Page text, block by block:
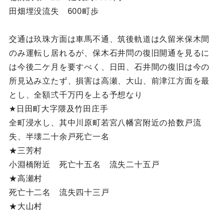
田畑埋没流失 600町歩
交通は玖珠方面は車馬不通、筑後軌道は久留米保木間
のみ運転し居れるが、保木石井問の復旧開通を見るに
は今後二ケ月を要すべく、日田、石井間の復旧は今の
所見込み立たず、損害は高瀬、大山、前津江方面を最
とし、全額弍千万円を上る予想なり
★日田町大字隈及竹田庄手
全町浸水し、其中川原町若宮八幡宮附近の拾数戸流
失、半壊二十余戸死亡一名
★三芳村
小淵橋附近 死亡十五名 流失二十五戸
★高瀬村
死亡十二名 流失四十三戸
★大山村